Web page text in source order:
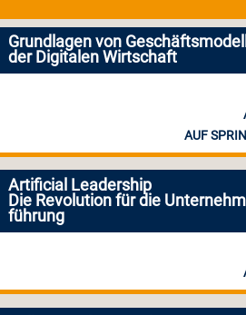
Grundlagen von
der Digitalen Wirtschaft
AUF
Artificial Leadership
Die Revolution für die
führung